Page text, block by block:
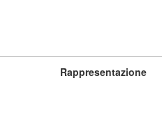
Rappresentazione